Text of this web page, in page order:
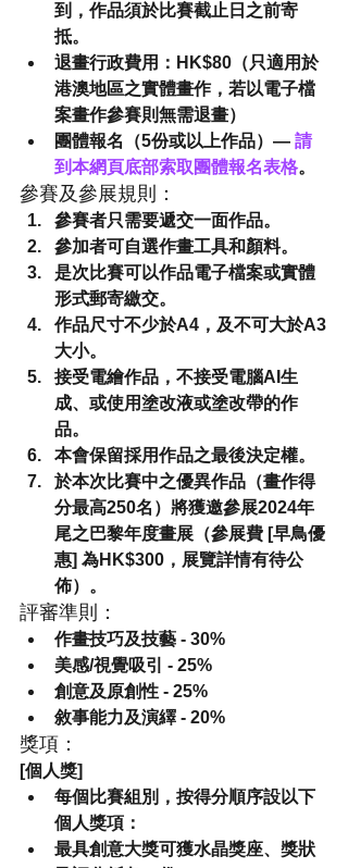
到，作品須於比賽截止日之前寄
抵。
退畫行政費用：HK$80 （只適用於
港澳地區之實體畫作，若以電子檔
案畫作參賽則無需退畫）
團體報名（5份或以上作品）— 請
到本網頁底部索取團體報名表格。
參賽及參展規則：
參賽者只需要遞交一面作品。
參加者可自選作畫工具和顏料。
是次比賽可以作品電子檔案或實體
形式郵寄繳交。
作品尺寸不少於A4，及不可大於A3
大小。
接受電繪作品，不接受電腦AI生
成、或使用塗改液或塗改帶的作
品。
本會保留採用作品之最後決定權。
於本次比賽中之優異作品（畫作得
分最高250名）將獲邀參展2024年
尾之巴黎年度畫展（參展費 [早鳥優
惠] 為HK$300，展覽詳情有待公
佈）。
評審準則：
作畫技巧及技藝 - 30%
美感/視覺吸引 - 25%
創意及原創性 - 25%
敘事能力及演繹 - 20%
獎項：
[個人獎]
每個比賽組別，按得分順序設以下
個人獎項：
最具創意大獎可獲水晶獎座、獎狀